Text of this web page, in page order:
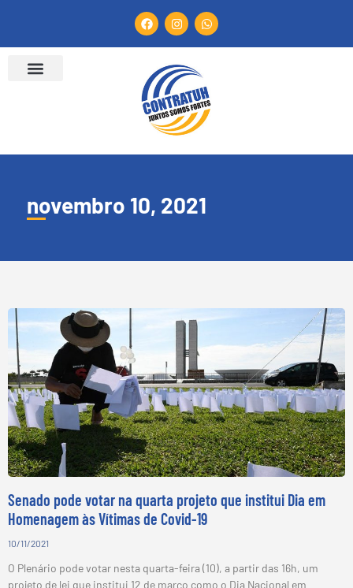
novembro 10, 2021
Senado pode votar na quarta projeto que institui Dia em
Homenagem às Vítimas de Covid-19
10/11/2021
O Plenário pode votar nesta quarta-feira (10), a partir das 16h, um
projeto de lei que institui 12 de março como o Dia Nacional em